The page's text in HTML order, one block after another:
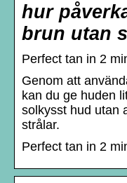
hur
brun utan
Perfect tan in 2
Genom att
kan du ge huden
solkysst hud utan
strålar.
Perfect tan in 2